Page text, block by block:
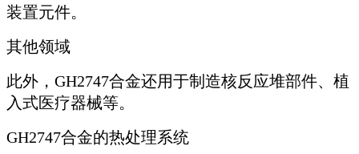
装置元件。
其他领域
此外，GH2747合金还用于制造核反应堆部件、植
入式医疗器械等。
GH2747合金的热处理系统